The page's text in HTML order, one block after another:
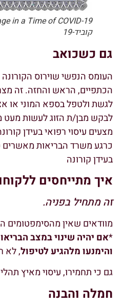
קוביד-19
גם כשכואב
העומס הנפשי שוירוס
הכתפיים, הראש והחזה. זה
לגשת ולטפל בספא המוני או
לבקש מבן/ת הזוג לעשות מעט
מצעים עיסוי רפואי בעידן
כרגע משרד הבריאות
בעידן קורונה
איך מתייחסים
זה מתחיל בפניה.
מוודאים שאין מהסימפטומים
*אם יהיה שינוי במצב
והימנעו מלהגיע לטיפול, לא
גם כי תחמירו, עיסוי מאיץ
חמלה והבנה